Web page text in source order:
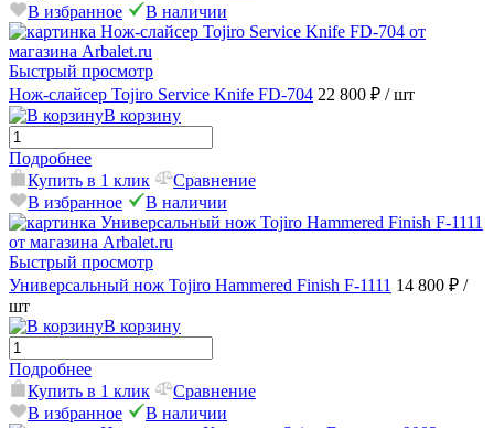
В избранное
В наличии
Быстрый просмотр
Нож-слайсер Tojiro Service Knife FD-704 22 800 ₽ / шт
В корзину
Подробнее
Купить в 1 клик
Сравнение
В избранное
В наличии
Быстрый просмотр
Универсальный нож Tojiro Hammered Finish F-1111 14 800 ₽ /
шт
В корзину
Подробнее
Купить в 1 клик
Сравнение
В избранное
В наличии